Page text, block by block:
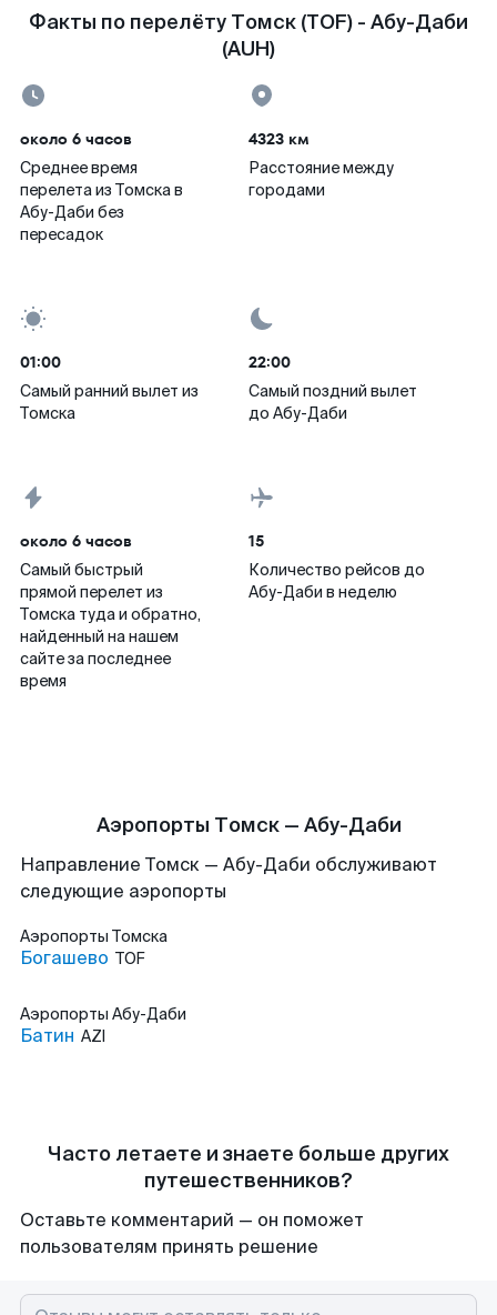
Факты по перелёту Томск (TOF) - Абу-Даби
(AUH)
около 6 часов
Среднее время
перелета из Томска в
Абу-Даби без
пересадок
4323 км
Расстояние между
городами
01:00
Самый ранний вылет из
Томска
22:00
Самый поздний вылет
до Абу-Даби
около 6 часов
Самый быстрый
прямой перелет из
Томска туда и обратно,
найденный на нашем
сайте за последнее
время
15
Количество рейсов до
Абу-Даби в неделю
Аэропорты Томск — Абу-Даби
Направление Томск — Абу-Даби обслуживают
следующие аэропорты
Аэропорты Томска
Богашево TOF
Аэропорты Абу-Даби
Батин AZI
Часто летаете и знаете больше других
путешественников?
Оставьте комментарий — он поможет
пользователям принять решение